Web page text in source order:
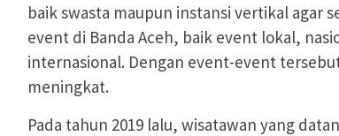
baik swasta maupun instansi vertikal agar
event di Banda Aceh, baik event lokal,
internasional. Dengan event-event
meningkat.
Pada tahun 2019 lalu, wisatawan yang